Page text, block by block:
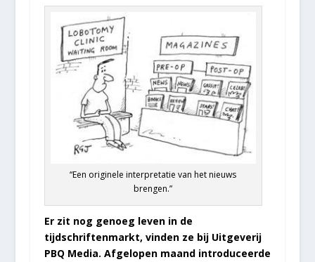
“Een originele interpretatie van het nieuws
brengen.”
Er zit nog genoeg leven in de
tijdschriftenmarkt, vinden ze bij Uitgeverij
PBQ Media. Afgelopen maand introduceerde